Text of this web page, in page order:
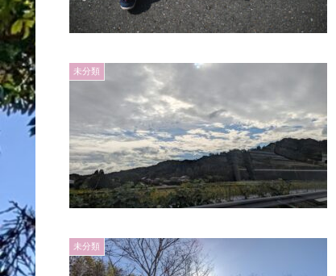
未分類
未分類